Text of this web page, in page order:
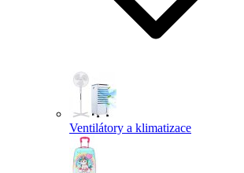
Ventilátory a klimatizace